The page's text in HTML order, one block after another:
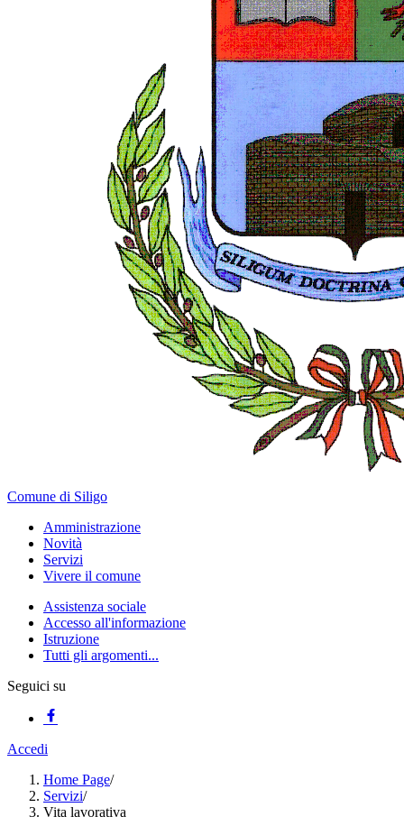
Comune di Siligo
Amministrazione
Novità
Servizi
Vivere il comune
Assistenza sociale
Accesso all'informazione
Istruzione
Tutti gli argomenti...
Seguici su
Accedi
Home Page/
Servizi/
Vita lavorativa